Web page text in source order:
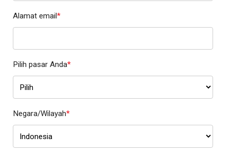
Alamat email*
Pilih pasar Anda*
Negara/Wilayah*